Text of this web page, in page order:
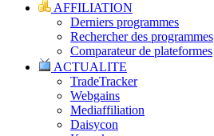
AFFILIATION
Derniers programmes
Rechercher des programmes
Comparateur de plateformes
ACTUALITE
TradeTracker
Webgains
Mediaffiliation
Daisycon